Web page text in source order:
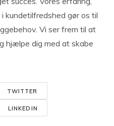
kundetilfredshed gør os til
Vi ser frem til at
hjælpe dig med at skabe
TWITTER
LINKEDIN